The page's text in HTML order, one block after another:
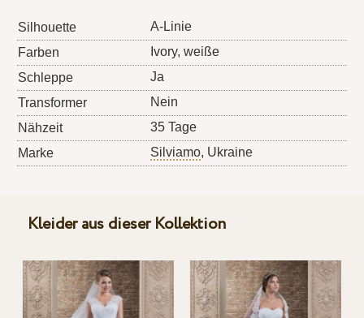
Silhouette
A-Linie
Farben
Ivory, weiße
Schleppe
Ja
Transformer
Nein
Nähzeit
35 Tage
Marke
Silviamo, Ukraine
Kleider aus dieser Kollektion